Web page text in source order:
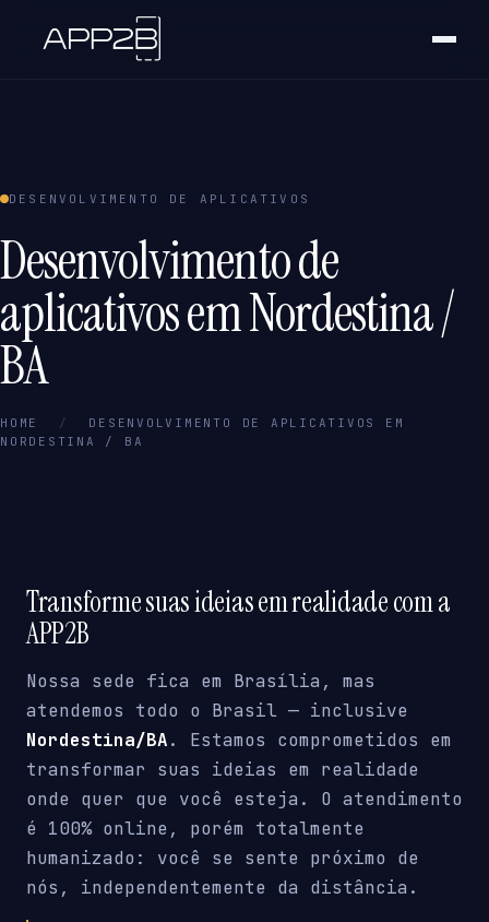
DESENVOLVIMENTO DE APLICATIVOS
Desenvolvimento de
aplicativos em Nordestina /
BA
HOME /
DESENVOLVIMENTO DE APLICATIVOS EM
NORDESTINA / BA
Transforme suas ideias em realidade com a
APP2B
Nossa sede fica em Brasília, mas
atendemos todo o Brasil — inclusive
Nordestina/BA. Estamos comprometidos em
transformar suas ideias em realidade
onde quer que você esteja. O atendimento
é 100% online, porém totalmente
humanizado: você se sente próximo de
nós, independentemente da distância.